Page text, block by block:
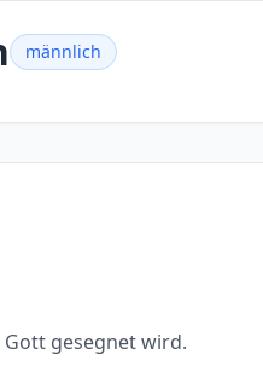
männlich
gesegnet wird.